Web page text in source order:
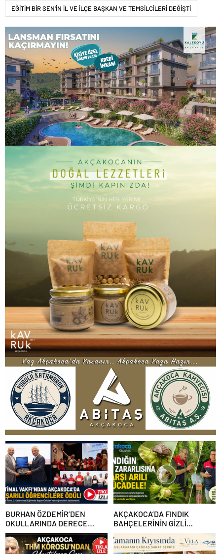
EĞİTİM BİR SEN'İN İL VE İLÇE BAŞKAN VE TEMSİLCİLERİ DEĞİŞTİ
BURHAN ÖZDEMİR’DEN
OKULLARINDA DERECE
YAPAN ÖĞRENCİLERE
BAŞARI BELGELERİ VE
BURSLAR VERİLDİ
AKÇAKOCA’DA FINDIK
BAHÇELERİNİN GİZLİ
DÜŞMANINA KARŞI ARILI
MÜCADELE